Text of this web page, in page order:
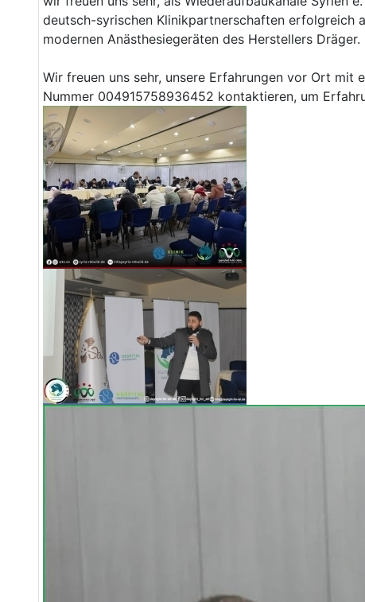
deutsch-syrischen Klinikpartnerschaften erfolgreich
modernen Anästhesiegeräten des Herstellers Dräger.
Wir freuen uns sehr, unsere Erfahrungen vor Ort mit
Nummer 004915758936452 kontaktieren, um